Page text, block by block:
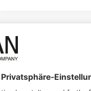
Erdhäuser – der neue